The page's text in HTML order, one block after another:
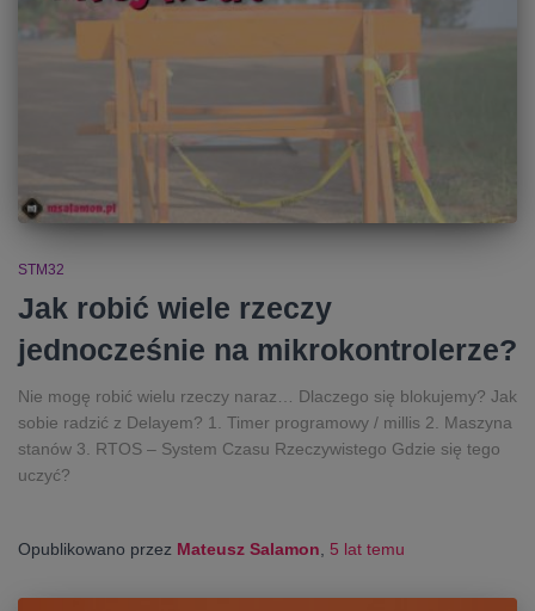
STM32
Jak robić wiele rzeczy
jednocześnie na mikrokontrolerze?
Nie mogę robić wielu rzeczy naraz… Dlaczego się blokujemy? Jak
sobie radzić z Delayem? 1. Timer programowy / millis 2. Maszyna
stanów 3. RTOS – System Czasu Rzeczywistego Gdzie się tego
uczyć?
Opublikowano przez Mateusz Salamon 5 lat temu